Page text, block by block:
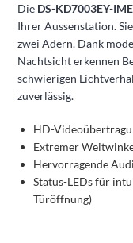
Die DS-KD7003EY-
Ihrer Aussenstation.
zwei Adern. Dank
Nachtsicht erkennen
schwierigen
zuverlässig.
HD-
Extremer
Hervorragende
Status-LEDs für
Türöffnung)